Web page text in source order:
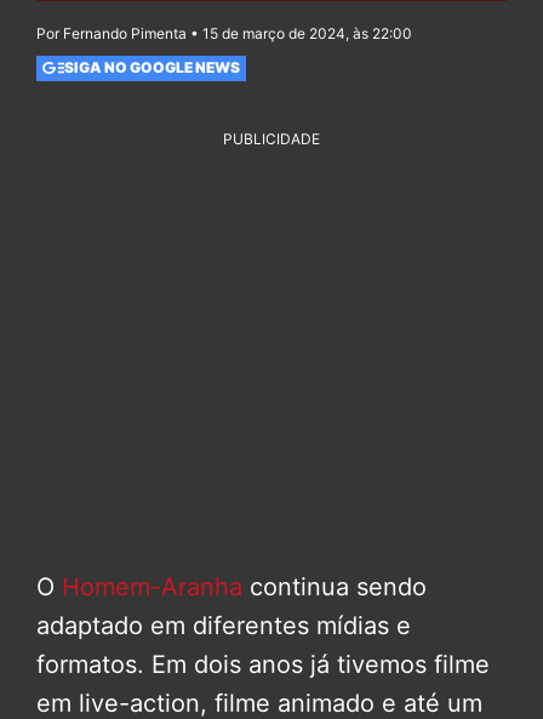
Por Fernando Pimenta • 15 de março de 2024, às 22:00
SIGA NO GOOGLE NEWS
PUBLICIDADE
O Homem-Aranha continua sendo
adaptado em diferentes mídias e
formatos. Em dois anos já tivemos filme
em live-action, filme animado e até um